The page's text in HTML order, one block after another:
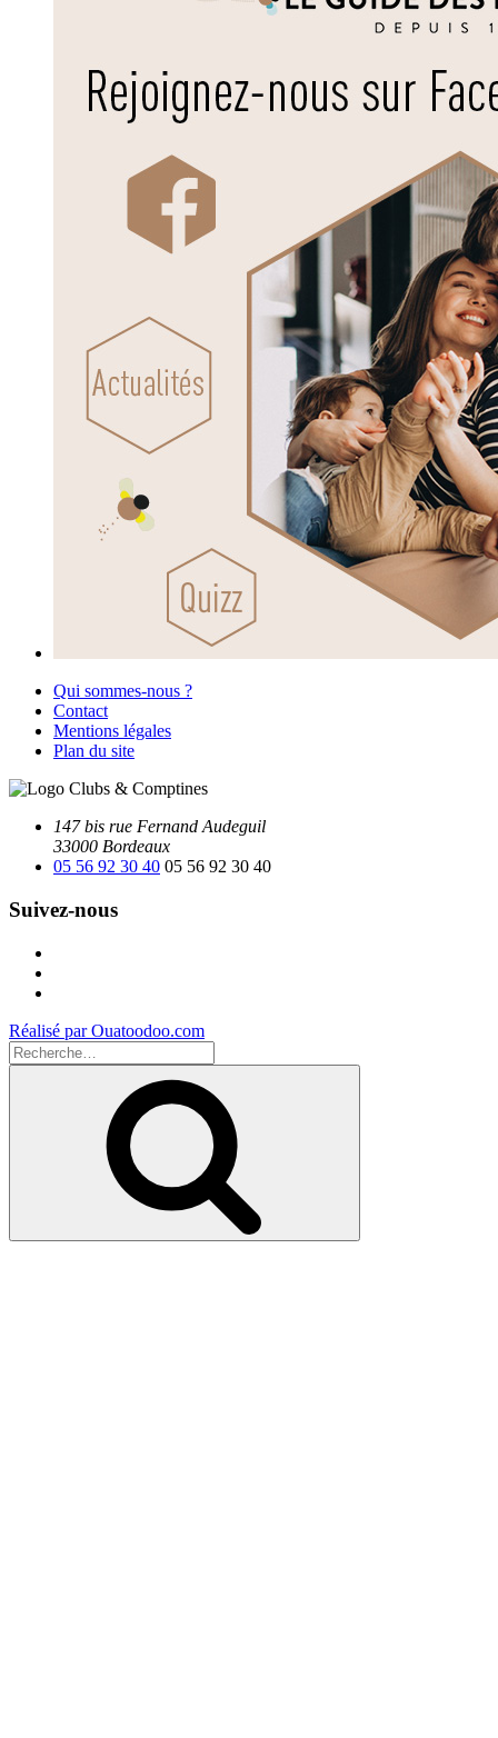
Qui sommes-nous ?
Contact
Mentions légales
Plan du site
147 bis rue Fernand Audeguil
33000 Bordeaux
05 56 92 30 40 05 56 92 30 40
Suivez-nous
Réalisé par Ouatoodoo.com
Recherche
pour